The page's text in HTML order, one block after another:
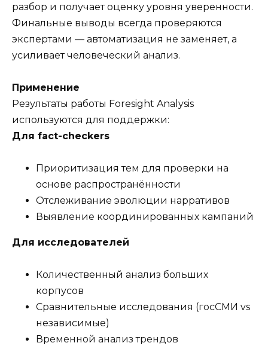
разбор и получает оценку уровня уверенности.
Финальные выводы всегда проверяются
экспертами — автоматизация не заменяет, а
усиливает человеческий анализ.
Применение
Результаты работы Foresight Analysis
используются для поддержки:
Для fact-checkers
Приоритизация тем для проверки на
основе распространённости
Отслеживание эволюции нарративов
Выявление координированных кампаний
Для исследователей
Количественный анализ больших
корпусов
Сравнительные исследования (госСМИ vs
независимые)
Временной анализ трендов